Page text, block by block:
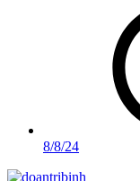
8/8/24